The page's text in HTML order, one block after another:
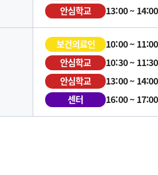
안심학교
13:00 ~ 14:00
보건의료인 10:00 ~ 11:00
안심학교
10:30 ~ 11:30
안심학교
13:00 ~ 14:00
센터
16:00 ~ 17:00